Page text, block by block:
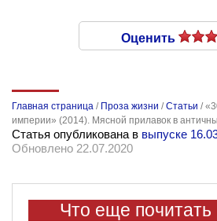
Оценить
Главная страница / Проза жизни /Статьи /
империи» (2014). Мясной прилавок в
Статья опубликована в выпуске
Обновлено 22.07.2020
Что еще почитать